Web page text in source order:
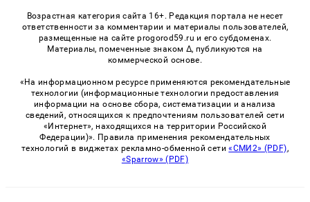
Возрастная категория сайта 16+. Редакция портала не несет
ответственности за комментарии и материалы пользователей,
размещенные на сайте progorod59.ru и его субдоменах.
Материалы, помеченные знаком Δ, публикуются на
коммерческой основе.
«На информационном ресурсе применяются рекомендательные
технологии (информационные технологии предоставления
информации на основе сбора, систематизации и анализа
сведений, относящихся к предпочтениям пользователей сети
«Интернет», находящихся на территории Российской
Федерации)». Правила применения рекомендательных
технологий в виджетах рекламно-обменной сети«СМИ2» (PDF),
«Sparrow» (PDF)